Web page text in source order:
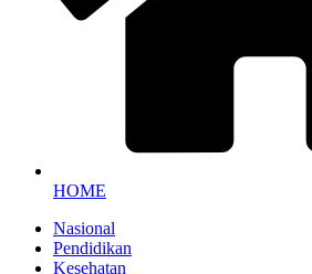
HOME
Nasional
Pendidikan
Kesehatan